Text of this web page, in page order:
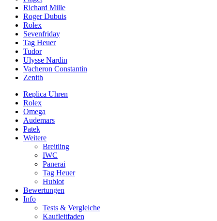
Richard Mille
Roger Dubuis
Rolex
Sevenfriday
Tag Heuer
Tudor
Ulysse Nardin
Vacheron Constantin
Zenith
Replica Uhren
Rolex
Omega
Audemars
Patek
Weitere
Breitling
IWC
Panerai
Tag Heuer
Hublot
Bewertungen
Info
Tests & Vergleiche
Kaufleitfaden